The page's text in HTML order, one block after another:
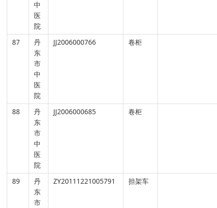
中
医
院
87
丹
东
市
中
医
院
JJ2006000766 卷柜
88
丹
东
市
中
医
院
JJ2006000685 卷柜
89
丹
东
市
ZY20111221005791 担架车